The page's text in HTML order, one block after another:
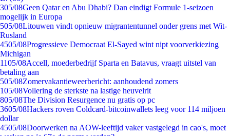
305/08Geen Qatar en Abu Dhabi? Dan eindigt Formule 1-seizoen
mogelijk in Europa
505/08Litouwen vindt opnieuw migrantentunnel onder grens met Wit-
Rusland
4505/08Progressieve Democraat El-Sayed wint nipt voorverkiezing
Michigan
1105/08Accell, moederbedrijf Sparta en Batavus, vraagt uitstel van
betaling aan
505/08Zomervakantieweerbericht: aanhoudend zomers
105/08Vollering de sterkste na lastige heuvelrit
805/08The Division Resurgence nu gratis op pc
3605/08Hackers roven Coldcard-bitcoinwallets leeg voor 114 miljoen
dollar
4505/08Doorwerken na AOW-leeftijd vaker vastgelegd in cao's, moet